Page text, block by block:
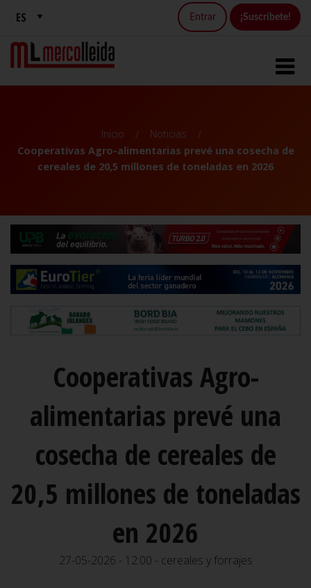
Entrar ¡Suscríbete!
Inicio
Noticias
Cooperativas Agro-alimentarias prevé una cosecha de
cereales de 20,5 millones de toneladas en 2026
Cooperativas Agro-
alimentarias prevé una
cosecha de cereales de
20,5 millones de toneladas
en 2026
27-05-2026 - 12:00 - cereales y forrajes